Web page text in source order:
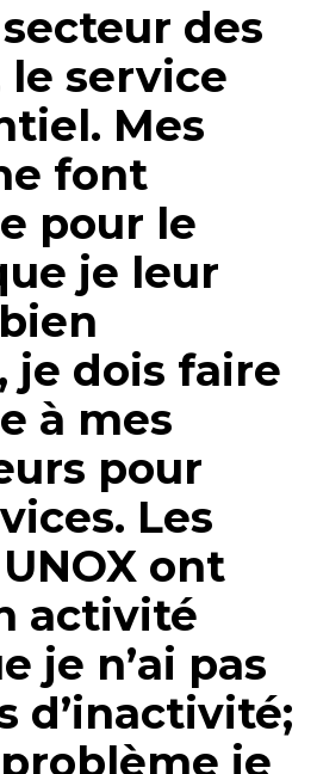
des
service
Mes
font
pour le
je leur
je dois faire
à mes
pour
Les
ont
activité
je n’ai pas
d’inactivité;
je